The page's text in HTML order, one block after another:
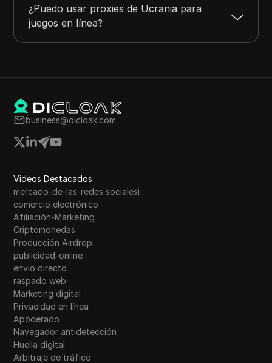
¿Puedo usar proxies de Ucrania para
juegos en línea?
business@dicloak.com
Videos Destacados
mercado-de-las-redes socialesi
comercio electrónico
Afiliación-Marketing
Criptomonedas
Producción Airdrop
publicidad-online
envío directo
raspado web
Marketing digital
Privacidad en línea
Apoderado
Navegador antidetección
Huella digital
Arbitraje de tráfico